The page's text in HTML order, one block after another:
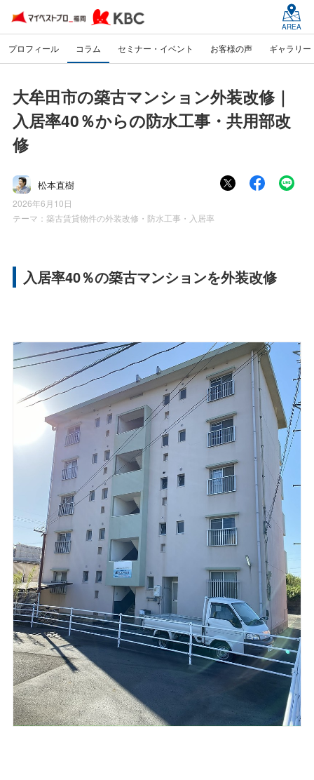
AREA
プロフィール コラム セミナー・イベント お客様の声 ギャラリー
大牟田市の築古マンション外装改修｜
入居率40％からの防水工事・共用部改
修
松本直樹
2026年6月10日
テーマ： 築古賃貸物件の外装改修・防水工事・入居率
入居率40％の築古マンションを外装改修